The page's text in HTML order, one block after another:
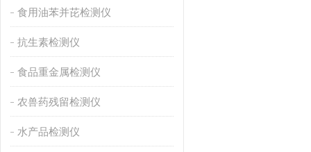
食用油苯并芘检测仪
抗生素检测仪
食品重金属检测仪
农兽药残留检测仪
水产品检测仪